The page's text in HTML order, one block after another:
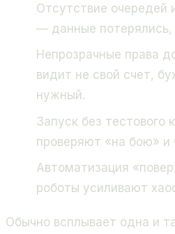
Отсутствие очередей
— данные потерялись,
Непрозрачные права
видит не свой счет,
нужный.
Запуск без тестового
проверяют «на бою» и
Автоматизация
роботы усиливают
Обычно всплывает одна и